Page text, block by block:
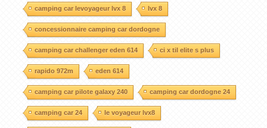
camping car levoyageur lvx 8 lvx 8
concessionnaire camping car dordogne
camping car challenger eden 614 ci x til elite s plus
rapido 972m eden 614
camping car pilote galaxy 240 camping car dordogne 24
camping car 24 le voyageur lvx8